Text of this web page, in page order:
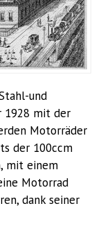
und
1928 mit der
Motorräder
der 100ccm
mit einem
Motorrad
dank seiner